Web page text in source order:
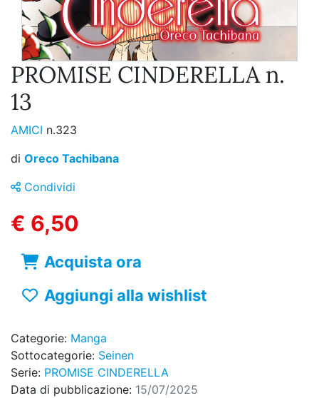
PROMISE CINDERELLA n.
13
AMICI n.323
di Oreco Tachibana
Condividi
€ 6,50
Acquista ora
Aggiungi alla wishlist
Categorie: Manga
Sottocategorie: Seinen
Serie: PROMISE CINDERELLA
Data di pubblicazione: 15/07/2025